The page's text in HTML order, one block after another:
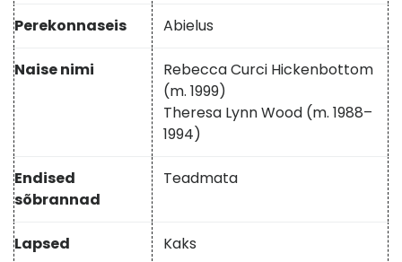
Perekonnaseis Abielus
Naise nimi
Rebecca Curci Hickenbottom
(m. 1999)
Theresa Lynn Wood (m. 1988–
1994)
Endised
sõbrannad
Teadmata
Lapsed Kaks